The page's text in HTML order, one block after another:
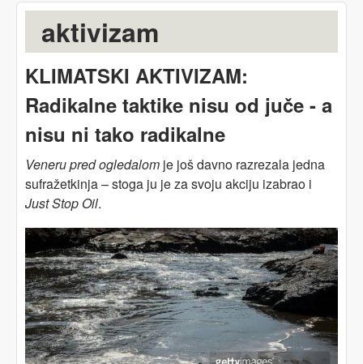
aktivizam
KLIMATSKI AKTIVIZAM:
Radikalne taktike nisu od juče - a
nisu ni tako radikalne
Veneru pred ogledalom je još davno razrezala jedna
sufražetkinja – stoga ju je za svoju akciju izabrao i
Just Stop Oil.